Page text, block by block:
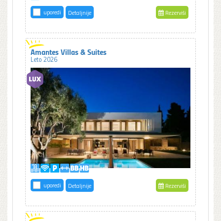
uporedi Detaljnije Rezerviši
Amantes Villas & Suites
Leto 2026
uporedi Detaljnije Rezerviši